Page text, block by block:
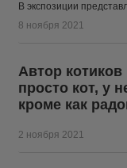
В экспозиции
8 ноября 2021
Автор
просто кот, у
кроме как
2 ноября 2021